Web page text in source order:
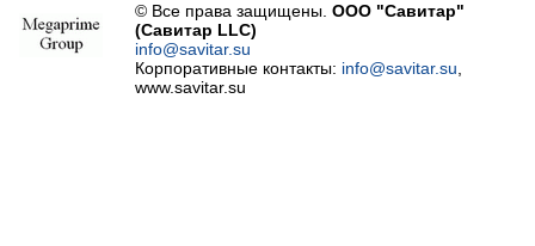
© Все права защищены.ООО "Савитар"
(Савитар LLC)
info@savitar.su
Корпоративные контакты: info@savitar.su
www.savitar.su